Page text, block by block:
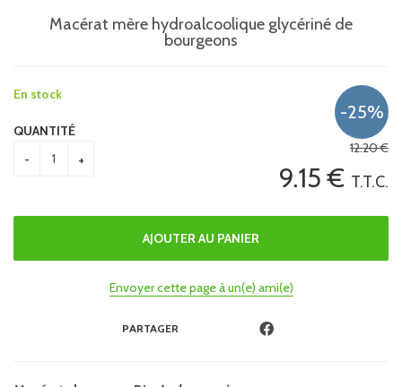
Macérat mère hydroalcoolique glycériné de
bourgeons
12.20€
9.15€ T.T.C.
En stock
QUANTITÉ
Envoyer cette page à un(e) ami(e)
PARTAGER